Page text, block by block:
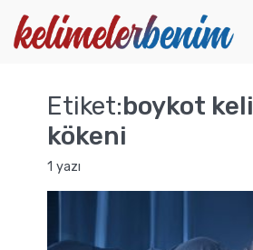
Etiket:boykot
kökeni
1 yazı